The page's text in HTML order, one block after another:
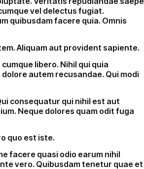
vel delectus fugiat.
quibusdam facere quia. Omnis
Aliquam aut provident sapiente.
libero. Nihil qui quia
autem recusandae. Qui modi
consequatur qui nihil est aut
Neque dolores quam odit fuga
quo est iste.
facere quasi odio earum nihil
vero. Quibusdam tenetur quae et